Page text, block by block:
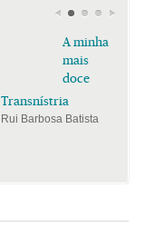
A minha
mais
doce
Transnístria
Rui Barbosa Batista